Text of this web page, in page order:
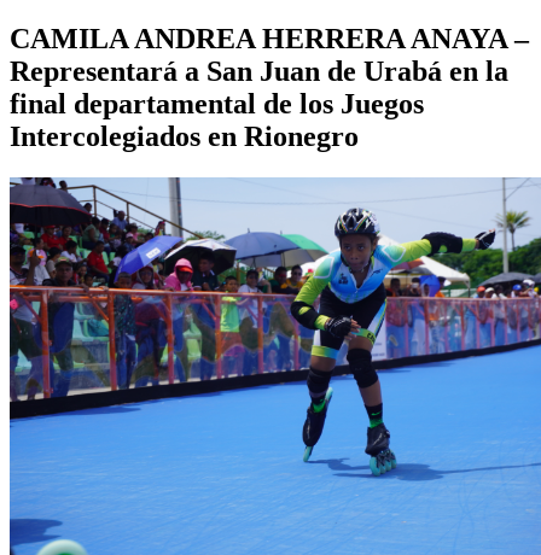
CAMILA ANDREA HERRERA ANAYA –
Representará a San Juan de Urabá en la
final departamental de los Juegos
Intercolegiados en Rionegro